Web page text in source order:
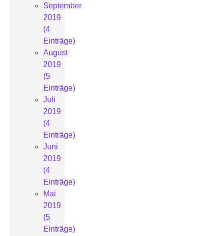
September
2019
(4
Einträge)
August
2019
(5
Einträge)
Juli
2019
(4
Einträge)
Juni
2019
(4
Einträge)
Mai
2019
(5
Einträge)